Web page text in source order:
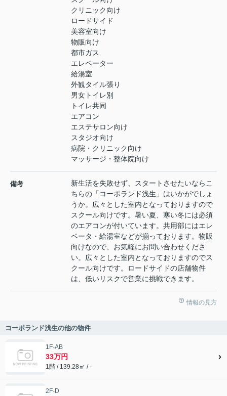
クリニック向け
ロードサイド
美容室向け
物販向け
都市ガス
エレベーター
給湯室
外観タイル張り
男女トイレ別
トイレ共同
エアコン
エステサロン向け
スタジオ向け
病院・クリニック向け
マッサージ・整体院向け
備考
新生活を失敗せず、スタートさせたいならこ
ちらの「コーポランド浅生」はいかがでしょ
うか。広々とした室内となっておりますので
スクール向けです。暑い夏、寒い冬には必須
のエアコンが付いています。共用部にはエレ
ベータ・給湯室などが揃っております。物販
向けなので、お気軽にお問い合わせくださ
い。広々とした室内となっておりますのでス
クール向けです。ロードサイドの店舗物件
は、低いリスクで営業に挑戦できます。
情報の見方
コーポランド浅生の他の物件
1F-AB
33万円
1階 / 139.28㎡ / -
2F-D